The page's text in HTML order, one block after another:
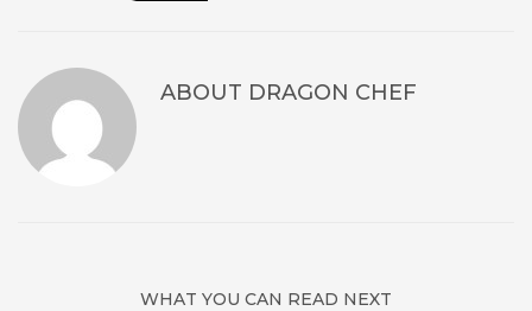
ABOUT DRAGON CHEF
WHAT YOU CAN READ NEXT